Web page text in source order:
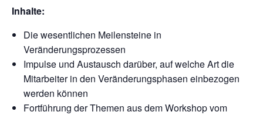
Inhalte:
Die wesentlichen Meilensteine in
Veränderungsprozessen
Impulse und Austausch darüber, auf welche Art die
Mitarbeiter in den Veränderungsphasen einbezogen
werden können
Fortführung der Themen aus dem Workshop vom